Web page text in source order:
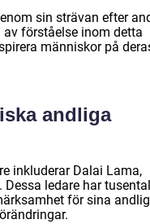
sin strävan efter
förståelse inom detta
människor på
andliga
inkluderar Dalai Lama,
Dessa ledare har
för sina